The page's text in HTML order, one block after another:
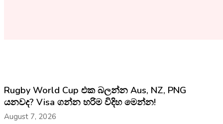
Rugby World Cup එක බලන්න Aus, NZ, PNG
යනවද? Visa ගන්න හරිම විදිහ මෙන්න!
August 7, 2026